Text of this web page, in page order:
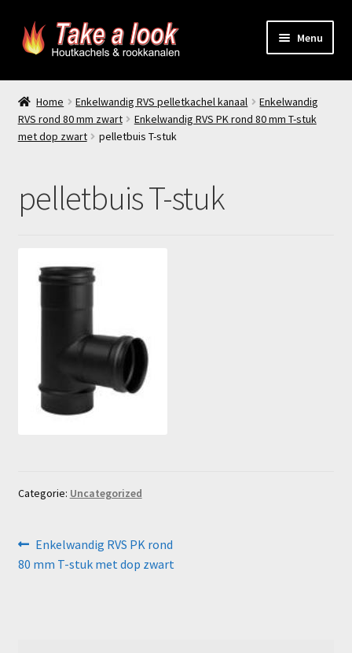
Ga
door
Ga
naar
Menu
Home
Prijsindicatie rookkanaal
Contact
Home Enkelwandig RVS pelletkachel kanaal
Enkelwandig
RVS rond 80 mm zwart
Enkelwandig RVS PK rond 80 mm T-stuk
met dop zwart
pelletbuis T-stuk
pelletbuis T-stuk
Categorie: Uncategorized
Bericht
navigatie
Vorig
bericht:
Enkelwandig RVS PK rond
80 mm T-stuk met dop zwart